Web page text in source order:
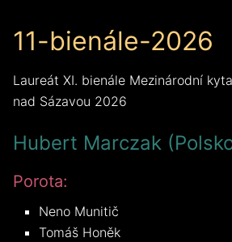
11-bienále-2026
Laureát XI. bienále Mezinárodní
nad Sázavou 2026
Hubert Marczak
Porota:
Neno Munitič
Tomáš Honěk